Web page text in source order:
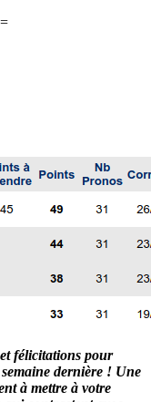
félicitations pour
dernière ! Une
à mettre à votre